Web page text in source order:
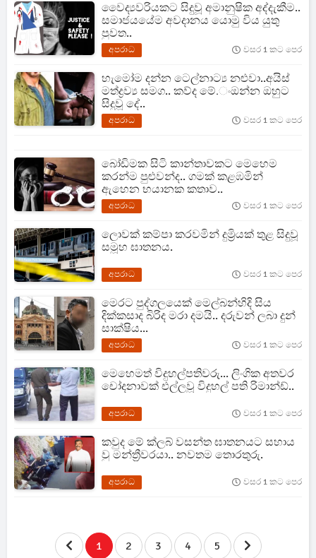
වෛද්‍යවරියකට සිදුවූ අමානුෂික අද්දැකීම..
සමාජයයේම අවදානය යොමු විය යුතු
පුවත..
අපරාධ වසර 1 කට පෙර
හැමෝම දන්න ටෙල්නාට්‍ය නළුවා..අයිස්
මත්ද්‍රව්‍ය සමග.. කව්ද මේ.ංඔන්න ඔහුට
සිදුවූ දේ..
අපරාධ වසර 1 කට පෙර
බෝඩිමක සිටි කාන්තාවකට මෙහෙම
කරන්ම පුළුවන්ද.. ගමක් කළඹමින්
ඇහෙන භයානක කතාව..
අපරාධ වසර 1 කට පෙර
ලොවක් කම්පා කරවමින් දුම්‍රියක් තුළ සිදුවූ
සමූහ ඝාතනය.
අපරාධ වසර 1 කට පෙර
මෙරට පුද්ගලයෙක් මෙල්බන්හිදි සිය
දික්කසාද බිරිද මරා දමයි.. දරුවන් ලබා දුන්
සාක්ෂිය...
අපරාධ වසර 1 කට පෙර
මෙහෙමත් විදුහල්පතිවරු... ලිංගික අතවර
චෝදනාවක් එල්ලවූ විදුහල් පති රිමාන්ඩ්..
අපරාධ වසර 1 කට පෙර
කවුද මේ ක්ලබ් වසන්ත ඝාතනයට සහාය
වු මන්ත්‍රීවරයා.. නවතම තොරතුරු.
අපරාධ වසර 1 කට පෙර
1 2 3 4 5